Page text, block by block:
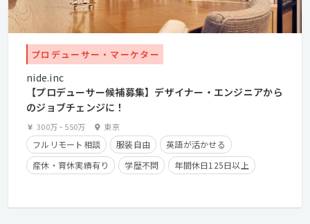
プロデューサー・マーケター
nide.inc
【プロデューサー候補募集】デザイナー・エンジニアから
のジョブチェンジに！
300万~550万 東京
フルリモート相談 服装自由
英語が活かせる
産休・育休実績有り
学歴不問
年間休日125日以上
第二新卒歓迎
経験者優遇
フレックスタイム制